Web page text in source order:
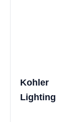
Kohler
Lighting